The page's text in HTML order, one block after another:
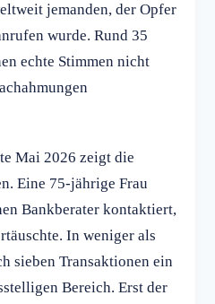
jemanden, der Opfer
wurde. Rund 35
echte Stimmen nicht
Mai 2026 zeigt die
Eine 75-jährige Frau
Bankberater kontaktiert,
In weniger als
sieben Transaktionen ein
Bereich. Erst der